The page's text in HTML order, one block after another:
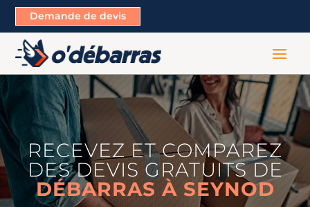
Demande de devis
RECEVEZ ET COMPAREZ
DES DEVIS GRATUITS DE
DÉBARRAS À SEYNOD